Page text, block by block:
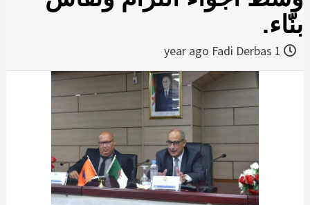
بنّاء.
Fadi Derbas